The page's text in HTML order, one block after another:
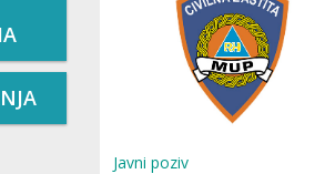
Javni poziv